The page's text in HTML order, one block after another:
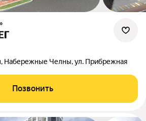
Набережные Челны, ул. Прибрежная
Позвонить